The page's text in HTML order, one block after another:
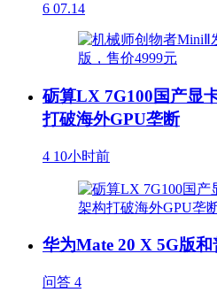
6 07.14
砺算LX 7G100国产显
打破海外GPU垄断
4 10小时前
华为Mate 20 X 5G版
问答 4